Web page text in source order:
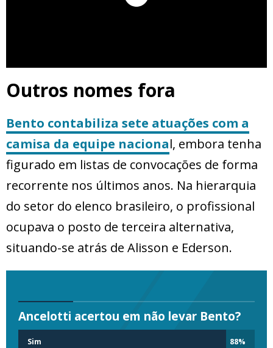
Outros nomes fora
Bento contabiliza sete atuações com a
camisa da equipe nacional, embora tenha
figurado em listas de convocações de forma
recorrente nos últimos anos. Na hierarquia
do setor do elenco brasileiro, o profissional
ocupava o posto de terceira alternativa,
situando-se atrás de Alisson e Ederson.
Ancelotti acertou em não levar Bento?
Sim 88%